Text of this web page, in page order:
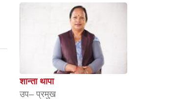
शान्ता थापा
उप– प्रमुख